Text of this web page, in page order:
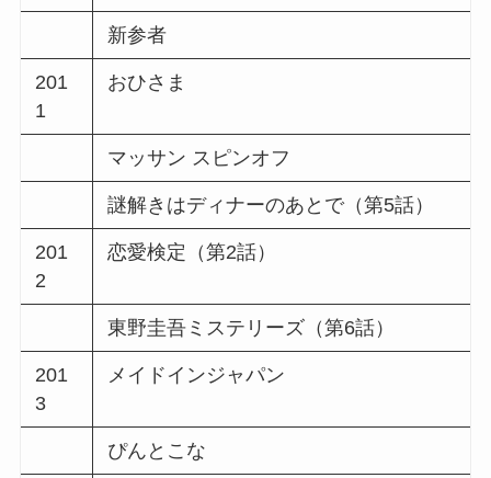
新参者
201
1
おひさま
マッサン スピンオフ
謎解きはディナーのあとで（第5話）
201
2
恋愛検定（第2話）
東野圭吾ミステリーズ（第6話）
201
3
メイドインジャパン
ぴんとこな